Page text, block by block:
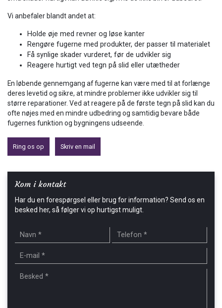
Vi anbefaler blandt andet at:
Holde øje med revner og løse kanter
Rengøre fugerne med produkter, der passer til materialet
Få synlige skader vurderet, før de udvikler sig
Reagere hurtigt ved tegn på slid eller utætheder
En løbende gennemgang af fugerne kan være med til at forlænge
deres levetid og sikre, at mindre problemer ikke udvikler sig til
større reparationer. Ved at reagere på de første tegn på slid kan du
ofte nøjes med en mindre udbedring og samtidig bevare både
fugernes funktion og bygningens udseende.
Ring os op Skriv en mail
Kom i kontakt
Har du en forespørgsel eller brug for information? Send os en
besked her, så følger vi op hurtigst muligt.